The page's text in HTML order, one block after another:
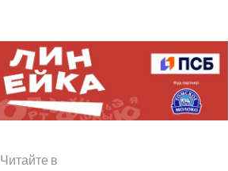
Читайте в